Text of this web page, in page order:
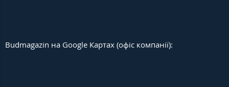
Budmagazin на Google Картах (офіс компанії):